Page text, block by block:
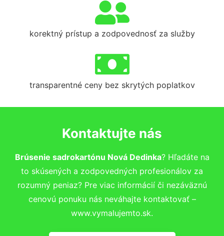
korektný prístup a zodpovednosť za služby
transparentné ceny bez skrytých poplatkov
Kontaktujte nás
Brúsenie sadrokartónu Nová Dedinka? Hľadáte na
to skúsených a zodpovedných profesionálov za
rozumný peniaz? Pre viac informácií či nezáväznú
cenovú ponuku nás neváhajte kontaktovať –
www.vymalujemto.sk.